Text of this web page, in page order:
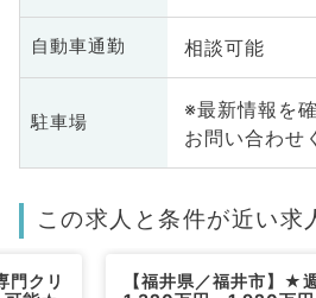
自動車通勤 相談可能
駐車場
※最新情報を
お問い合わせ
この求人と条件が近い求
門クリ
【福井県／福井市】★